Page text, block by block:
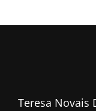
Teresa Novais